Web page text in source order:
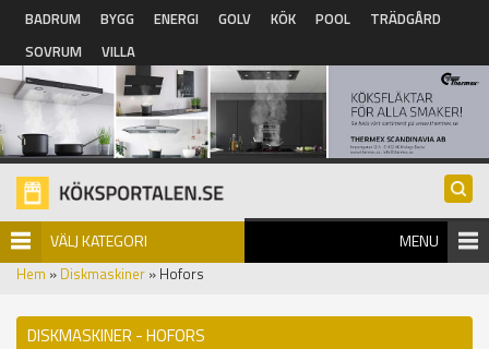
Hoppa till huvudinnehåll
BADRUM BYGG ENERGI GOLV KÖK POOL
TRÄDGÅRD
SOVRUM
VILLA
VÄLJ KATEGORI MENU
Hem » Diskmaskiner » Hofors
DISKMASKINER - HOFORS